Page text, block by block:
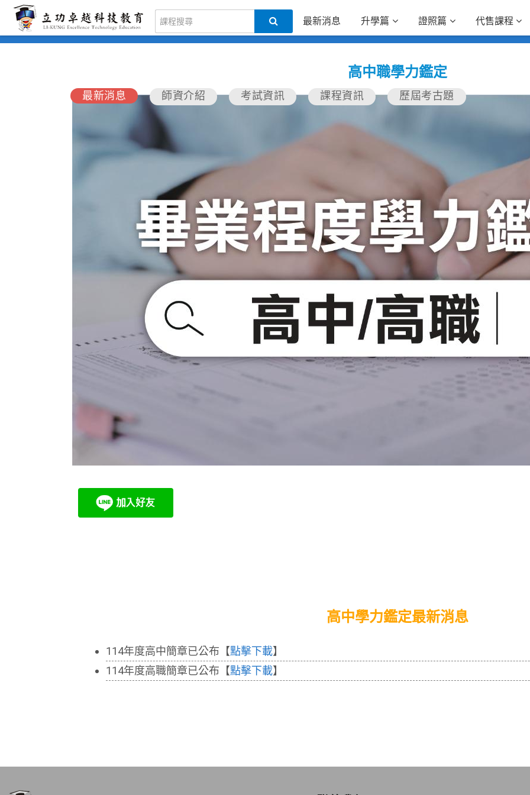
最新消息 升學篇 證照篇 代售課程
首頁 高中職學力鑑定
高中職學力鑑定
最新消息 師資介紹 考試資訊 課程資訊 歷屆考古題
高中學力鑑定最新消息
114年度高中簡章已公布【點擊下載】
114年度高職簡章已公布【點擊下載】